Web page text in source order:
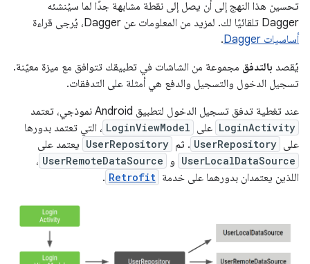
تحسين هذا النهج إلى أن يصل إلى نقطة مشابهة جدًا لما سيُنشئه
Dagger تلقائيًا لك. لمزيد من المعلومات عن Dagger، يُرجى قراءة
أساسيات Dagger
.
يُقصد بالتدفق مجموعة من الشاشات في تطبيقك تتوافق مع ميزة معيّنة.
تسجيل الدخول والتسجيل والدفع هي أمثلة على التدفقات.
عند تغطية تدفق تسجيل الدخول لتطبيق Android نموذجي، تعتمد
LoginActivity على LoginViewModel ، التي تعتمد بدورها
على UserRepository . ثم UserRepository يعتمد على
UserLocalDataSource و UserRemoteDataSource ،
اللذين يعتمدان بدورهما على خدمة Retrofit
.